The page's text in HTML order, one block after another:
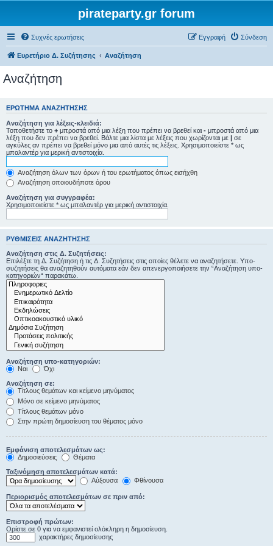
pirateparty.gr forum
Συχνές ερωτήσεις Σύνδεση
Εγγραφή
Ευρετήριο Δ. Συζήτησης Αναζήτηση
Αναζήτηση
ΕΡΏΤΗΜΑ ΑΝΑΖΉΤΗΣΗΣ
Αναζήτηση για λέξεις-κλειδιά:
Τοποθετήστε το + μπροστά από μια λέξη που πρέπει να βρεθεί και - μπροστά από μια
λέξη που δεν πρέπει να βρεθεί. Βάλτε μια λίστα με λέξεις που χωρίζονται με | σε
αγκύλες αν πρέπει να βρεθεί μόνο μια από αυτές τις λέξεις. Χρησιμοποιείστε * ως
μπαλαντέρ για μερική αντιστοιχία.
Αναζήτηση όλων των όρων ή του ερωτήματος όπως εισήχθη
Αναζήτηση οποιουδήποτε όρου
Αναζήτηση για συγγραφέα:
Χρησιμοποιείστε * ως μπαλαντέρ για μερική αντιστοιχία.
ΡΥΘΜΊΣΕΙΣ ΑΝΑΖΉΤΗΣΗΣ
Αναζήτηση στις Δ. Συζητήσεις:
Επιλέξτε τη Δ. Συζήτηση ή τις Δ. Συζητήσεις στις οποίες θέλετε να αναζητήσετε. Υπο-
συζητήσεις θα αναζητηθούν αυτόματα εάν δεν απενεργοποιήσετε την “Αναζήτηση υπο-
κατηγοριών“ παρακάτω.
Αναζήτηση υπο-κατηγοριών:
Ναι
Όχι
Αναζήτηση σε:
Τίτλους θεμάτων και κείμενο μηνύματος
Μόνο σε κείμενο μηνύματος
Τίτλους θεμάτων μόνο
Στην πρώτη δημοσίευση του θέματος μόνο
Εμφάνιση αποτελεσμάτων ως:
Δημοσιεύσεις
Θέματα
Ταξινόμηση αποτελεσμάτων κατά:
Αύξουσα
Φθίνουσα
Περιορισμός αποτελεσμάτων σε πριν από:
Επιστροφή πρώτων:
Ορίστε σε 0 για να εμφανιστεί ολόκληρη η δημοσίευση.
χαρακτήρες δημοσίευσης